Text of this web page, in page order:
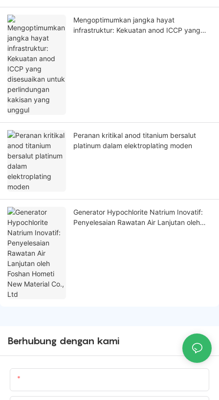
Mengoptimumkan jangka hayat
infrastruktur: Kekuatan anod ICCP yang
Peranan kritikal anod titanium bersalut
platinum dalam elektroplating moden
Generator Hypochlorite Natrium Inovatif:
Penyelesaian Rawatan Air Lanjutan oleh
Berhubung dengan kami